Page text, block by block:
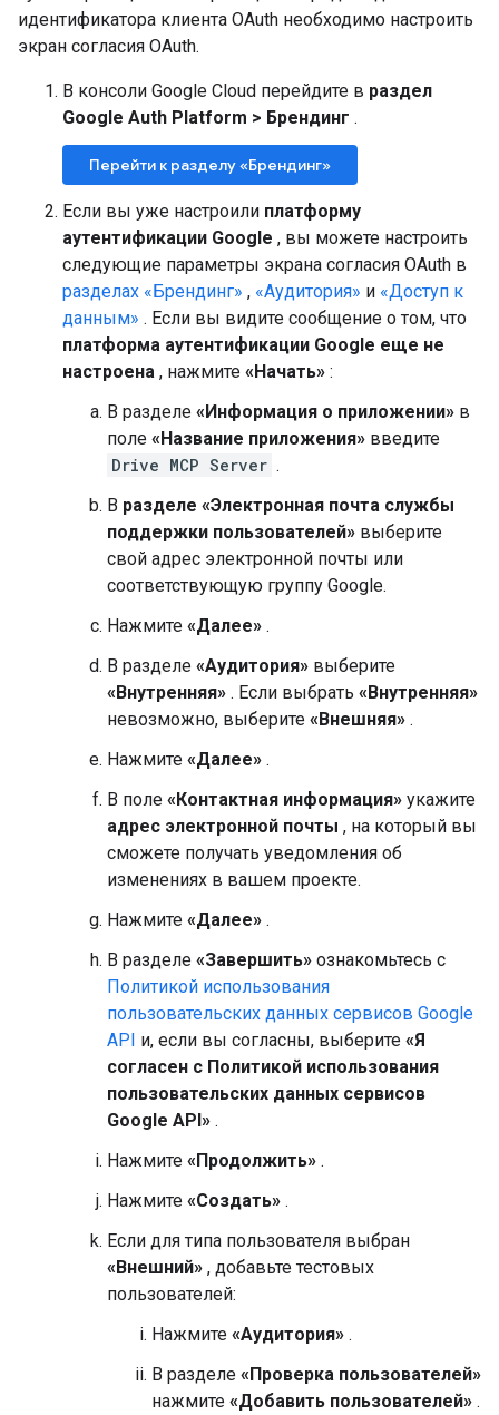
идентификатора клиента OAuth необходимо настроить
экран согласия OAuth.
В консоли Google Cloud перейдите в раздел
Google Auth Platform > Брендинг .
Перейти к разделу «Брендинг»
Если вы уже настроили платформу
аутентификации Google , вы можете настроить
следующие параметры экрана согласия OAuth в
разделах «Брендинг» , «Аудитория» и «Доступ к
данным» . Если вы видите сообщение о том, что
платформа аутентификации Google еще не
настроена , нажмите «Начать» :
В разделе «Информация о приложении» в
поле «Название приложения» введите
Drive MCP Server .
В разделе «Электронная почта службы
поддержки пользователей» выберите
свой адрес электронной почты или
соответствующую группу Google.
Нажмите «Далее» .
В разделе «Аудитория» выберите
«Внутренняя» . Если выбрать «Внутренняя»
невозможно, выберите «Внешняя» .
Нажмите «Далее» .
В поле «Контактная информация» укажите
адрес электронной почты , на который вы
сможете получать уведомления об
изменениях в вашем проекте.
Нажмите «Далее» .
В разделе «Завершить» ознакомьтесь с
Политикой использования
пользовательских данных сервисов Google
API и, если вы согласны, выберите «Я
согласен с Политикой использования
пользовательских данных сервисов
Google API» .
Нажмите «Продолжить» .
Нажмите «Создать» .
Если для типа пользователя выбран
«Внешний» , добавьте тестовых
пользователей:
Нажмите «Аудитория» .
В разделе «Проверка пользователей»
нажмите «Добавить пользователей» .